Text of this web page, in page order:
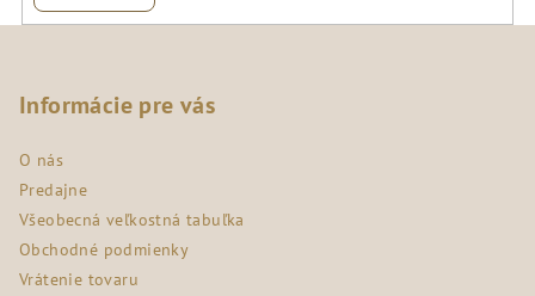
Informácie pre vás
O nás
Predajne
Všeobecná veľkostná tabuľka
Obchodné podmienky
Vrátenie tovaru